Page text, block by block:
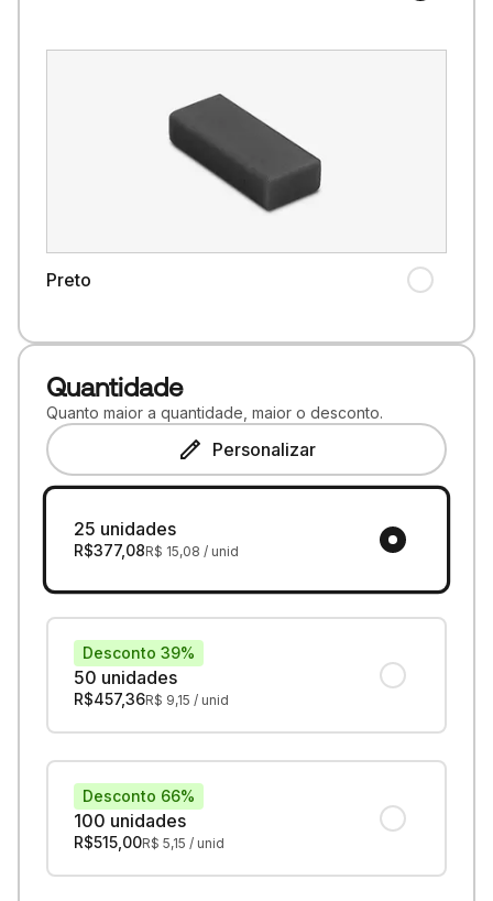
Preto
Quantidade
Quanto maior a quantidade, maior o desconto.
Personalizar
25 unidades
R$377,08R$ 15,08 / unid
50 unidades
Desconto 39%
R$457,36R$ 9,15 / unid
100 unidades
Desconto 66%
R$515,00R$5,15 / unid